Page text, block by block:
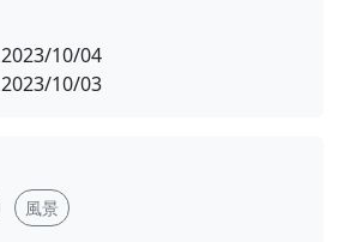
2023/10/04
2023/10/03
風景